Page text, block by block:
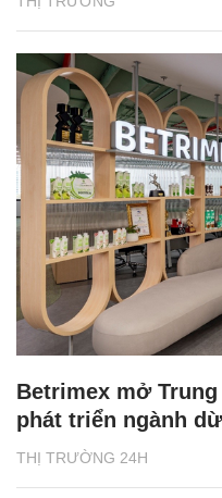
THỊ TRƯỜNG 24H
Betrimex mở
phát triển ngành